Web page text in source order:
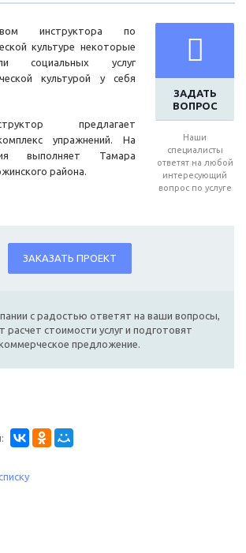
ЗАДАТЬ
ВОПРОС
Наши
специалисты
ответят на любой
интересующий
вопрос по услуге
инструктора по
культуре некоторые
социальных услуг
культурой у себя
предлагает
упражнений. На
выполняет Тамара
района.
ЗАКАЗАТЬ ПРОЕКТ
с радостью ответят на ваши вопросы,
расчет стоимости услуг и подготовят
предложение.